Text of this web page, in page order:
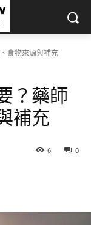
食物來源與補充
？藥師
補充
0
6